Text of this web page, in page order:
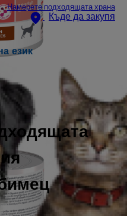
Намерете подходящата храна
Къде да закупя
език